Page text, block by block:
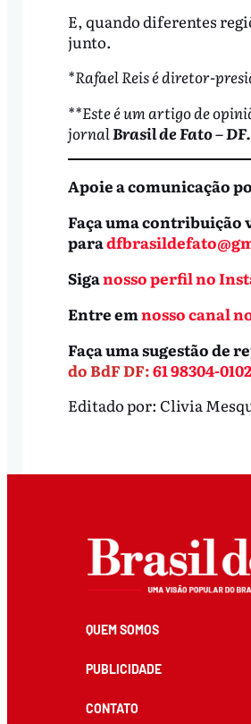
E, quando diferentes
junto.
*Rafael Reis é diretor-
**Este é um artigo de
jornalBrasil de Fato – DF.
Apoie a comunicação
Faça uma contribuição
para
Siganosso perfil no
Entre emnosso canal
Faça uma sugestão de
do BdF DF:61 98304-0102
Editado por: Clivia
QUEM SOMOS
PUBLICIDADE
CONTATO